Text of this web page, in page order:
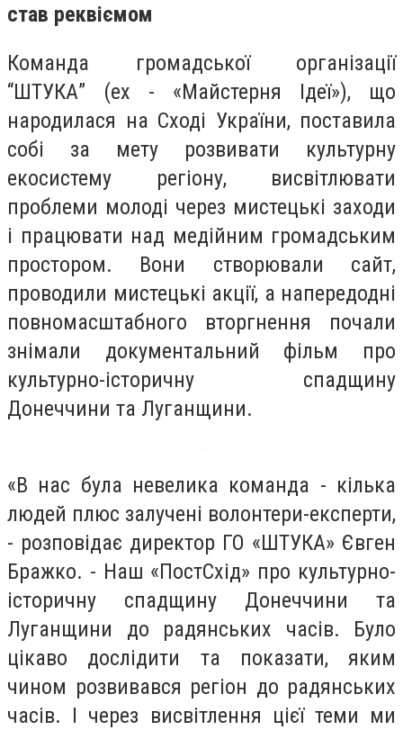
став реквіємом
Команда громадської організації
“ШТУКА” (ex - «Майстерня Ідеї»), що
народилася на Сході України, поставила
собі за мету розвивати культурну
екосистему регіону, висвітлювати
проблеми молоді через мистецькі заходи
і працювати над медійним громадським
простором. Вони створювали сайт,
проводили мистецькі акції, а напередодні
повномасштабного вторгнення почали
знімали документальний фільм про
культурно-історичну спадщину
Донеччини та Луганщини.
«В нас була невелика команда - кілька
людей плюс залучені волонтери-експерти,
- розповідає директор ГО «ШТУКА» Євген
Бражко. - Наш «ПостСхід» про культурно-
історичну спадщину Донеччини та
Луганщини до радянських часів. Було
цікаво дослідити та показати, яким
чином розвивався регіон до радянських
часів. І через висвітлення цієї теми ми